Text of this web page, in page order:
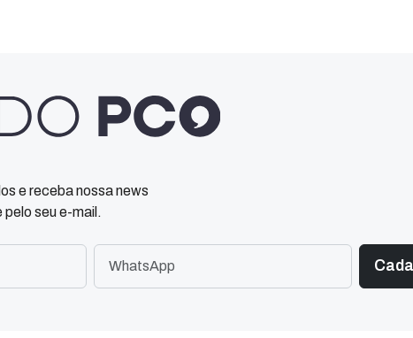
e receba nossa news
pelo seu e-mail.